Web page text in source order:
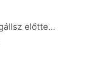
előtte…